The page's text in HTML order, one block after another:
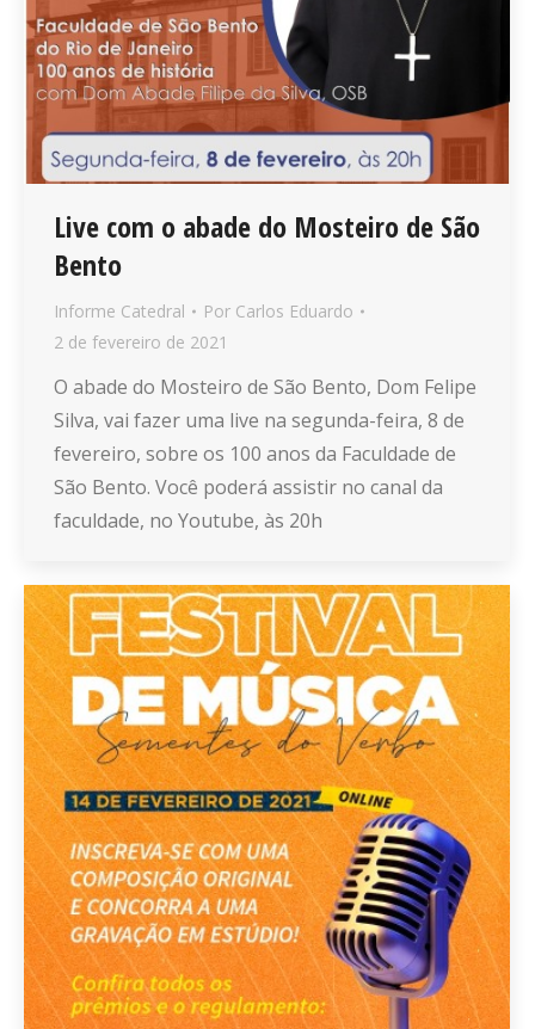
Live com o abade do Mosteiro de São
Bento
Informe Catedral Por Carlos Eduardo
2 de fevereiro de 2021
O abade do Mosteiro de São Bento, Dom Felipe
Silva, vai fazer uma live na segunda-feira, 8 de
fevereiro, sobre os 100 anos da Faculdade de
São Bento. Você poderá assistir no canal da
faculdade, no Youtube, às 20h